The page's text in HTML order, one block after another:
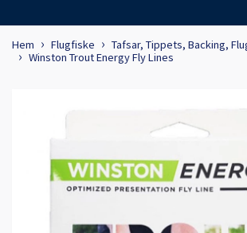
Hem Flugfiske
Tafsar, Tippets, Backing,
Winston Trout Energy Fly Lines